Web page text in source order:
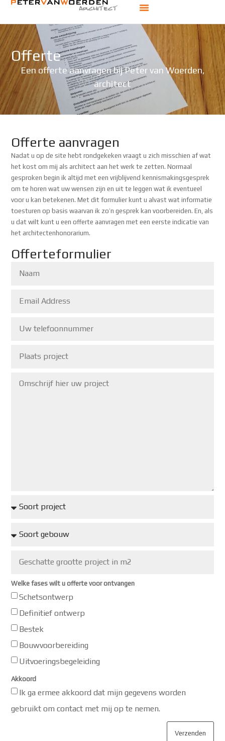
Offerte
Een offerte aanvragen bij Peter van Woerden,
architect
Offerte aanvragen
Nadat u op de site hebt rondgekeken vraagt u zich misschien af wat
het kost om mij als architect aan het werk te zetten. Normaal
gesproken begin ik altijd met een vrijblijvend kennismakingsgesprek
om te horen wat uw wensen zijn en uit te leggen wat ik eventueel
voor u kan betekenen. Met dit formulier kunt u alvast wat informatie
toesturen op basis waarvan ik zo’n gesprek kan voorbereiden. En, als
u dat wilt kunt u een offerte aanvragen met een eerste indicatie van
het architectenhonorarium.
Offerteformulier
Welke fases wilt u offerte voor ontvangen
Schetsontwerp
Definitief ontwerp
Bestek
Bouwvoorbereiding
Uitvoeringsbegeleiding
Akkoord
Ik ga ermee akkoord dat mijn gegevens worden
gebruikt om contact met mij op te nemen.
Verzenden